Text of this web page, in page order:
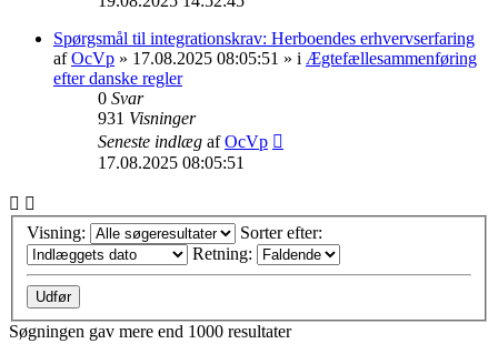
Spørgsmål til integrationskrav: Herboendes erhvervserfaring
afOcVp » 17.08.2025 08:05:51 » i Ægtefællesammenføring
efter danske regler
0 Svar
931 Visninger
Seneste indlæg afOcVp
17.08.2025 08:05:51
Visning:
Sorter efter:
Retning:
Søgningen gav mere end 1000 resultater